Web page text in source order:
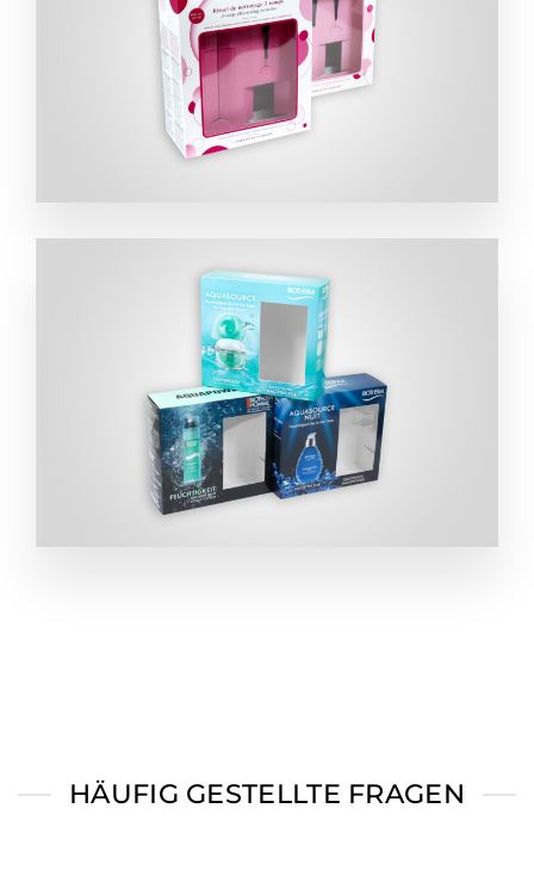
HÄUFIG GESTELLTE FRAGEN